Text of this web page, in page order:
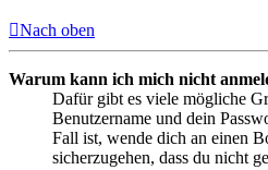
Nach oben
Warum kann ich mich nicht
Dafür gibt es viele mögliche
Benutzername und dein
Fall ist, wende dich an einen
sicherzugehen, dass du nicht